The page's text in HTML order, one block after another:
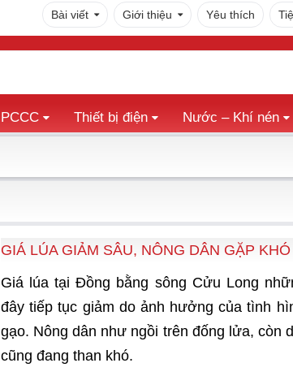
Bài viết Giới thiệu Yêu thích
PCCC Thiết bị điện Nước – Khí nén
GIÁ LÚA GIẢM SÂU, NÔNG DÂN GẶP KHÓ
Giá lúa tại Đồng bằng sông Cửu Long
đây tiếp tục giảm do ảnh hưởng của tình
gạo. Nông dân như ngồi trên đống lửa, còn
cũng đang than khó.